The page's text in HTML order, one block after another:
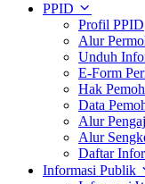
PPID
Profil PPID
Alur
Unduh
E-Form
Hak
Data
Alur
Alur
Daftar
Informasi Publik